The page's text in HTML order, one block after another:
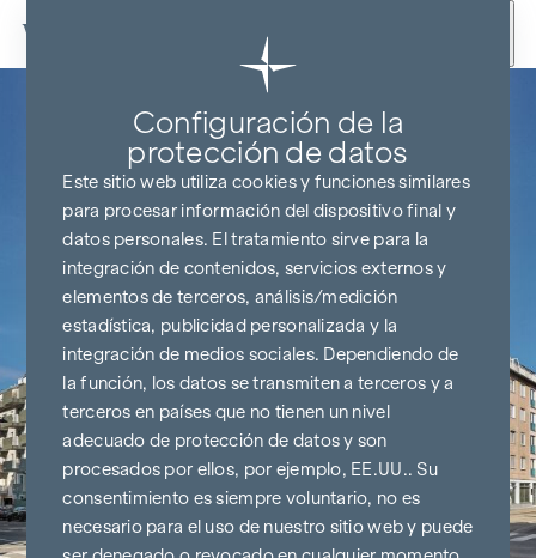
Ir al contenido
Configuración de la
protección de datos
Este sitio web utiliza cookies y funciones similares
para procesar información del dispositivo final y
datos personales. El tratamiento sirve para la
integración de contenidos, servicios externos y
elementos de terceros, análisis/medición
estadística, publicidad personalizada y la
integración de medios sociales. Dependiendo de
la función, los datos se transmiten a terceros y a
terceros en países que no tienen un nivel
adecuado de protección de datos y son
procesados por ellos, por ejemplo, EE.UU.. Su
consentimiento es siempre voluntario, no es
necesario para el uso de nuestro sitio web y puede